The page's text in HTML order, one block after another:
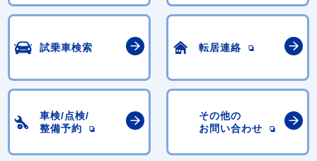
試乗車検索 転居連絡
車検/点検/
整備予約
その他の
お問い合わせ